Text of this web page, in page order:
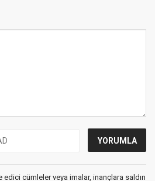
cümleler veya imalar, inançlara saldırı